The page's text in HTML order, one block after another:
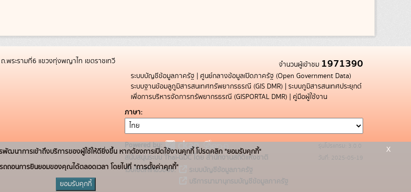
พระรามที่6 แขวงทุ่งพญาไท เขตราชเทวี
จำนวนผู้เข้าชม 1971390
ระบบบัญชีข้อมูลภาครัฐ | ศูนย์กลางข้อมูลเปิดภาครัฐ (Open Government Data)
ระบบฐานข้อมลูภูมิสารสนเทศทรัพยากรธรณี (GIS DMR) | ระบบภูมิสารสนเทศประยุกต์
เพื่อการบริหารจัดการทรัพยากรธรณี (GISPORTAL DMR) | คู่มือผู้ใช้งาน
ภาษา
Powered by:
สนับสนุนระบบ Thai-GDC โดย สำนักงานสถิติแห่งชาติ
เว็บไซต์ที่เกี่ยวข้อง:
ระบบบัญชีข้อมูลภาครัฐ
บริการนามานุกรมบัญชีข้อมูลภาครัฐ
รุ่นโปรแกรม: 3.0.0
วันที่: 2025-05-19
พัฒนาการเข้าถึงบริการของผู้ใช้ให้ดียิ่งขึ้น หากต้องการเปิดใช้งานคุกกี้ โปรดคลิก "ยอมรับคุกกี้"
ถอนการยินยอมของคุณได้ตลอดเวลา โดยไปที่ "การตั้งค่าคุกกี้"
ยอมรับคุกกี้
x